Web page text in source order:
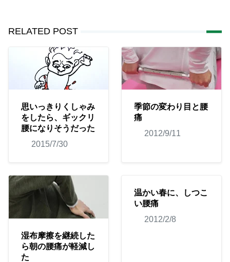
RELATED POST
思いっきりくしゃみ
をしたら、ギックリ
腰になりそうだった
2015/7/30
季節の変わり目と腰
痛
2012/9/11
湿布摩擦を継続した
ら朝の腰痛が軽減し
た
温かい春に、しつこ
い腰痛
2012/2/8